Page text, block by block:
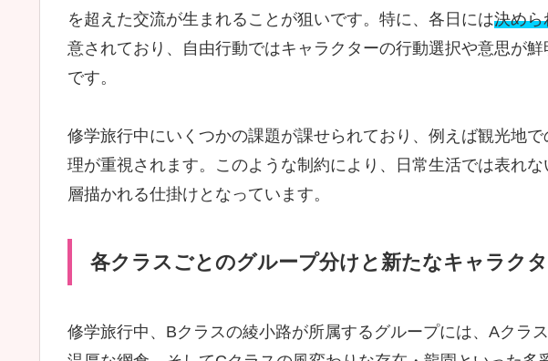
を超えた交流が生まれることが狙いです。特に、各日には決めら
意されており、自由行動ではキャラクターの行動選択や意思が
です。
修学旅行中にいくつかの課題が課せられており、例えば観光地
理が重視されます。このような制約により、日常生活では表れ
層描かれる仕掛けとなっています。
各クラスごとのグループ分けと新たなキャラク
修学旅行中、Bクラスの綾小路が所属するグループには、Aクラ